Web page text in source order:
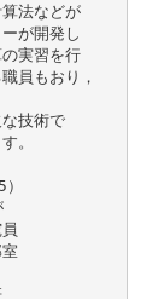
法などが
が開発し
実習を行
員もおり，
技術で
。